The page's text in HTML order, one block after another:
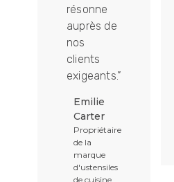
résonne
auprès de
nos
clients
exigeants.”
Emilie
Carter
Propriétaire
de la
marque
d'ustensiles
de cuisine